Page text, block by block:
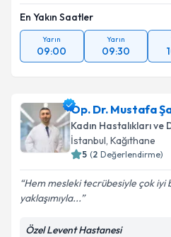
En Yakın Saatler
Yarın
09:00
Yarın
09:30
Op. Dr. Mustafa
Kadın Hastalıkları ve
İstanbul, Kağıthane
5 (2 Değerlendirme)
Hem mesleki tecrübesiyle çok iyi
yaklaşımıyla...
Özel Levent Hastanesi